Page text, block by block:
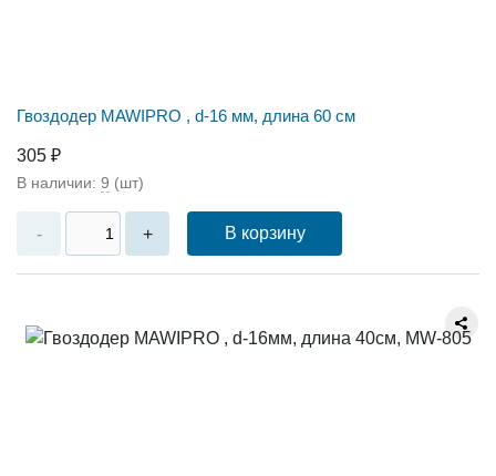
Гвоздодер MAWIPRO , d-16 мм, длина 60 см
305 ₽
В наличии: 9 (шт)
- + В корзину